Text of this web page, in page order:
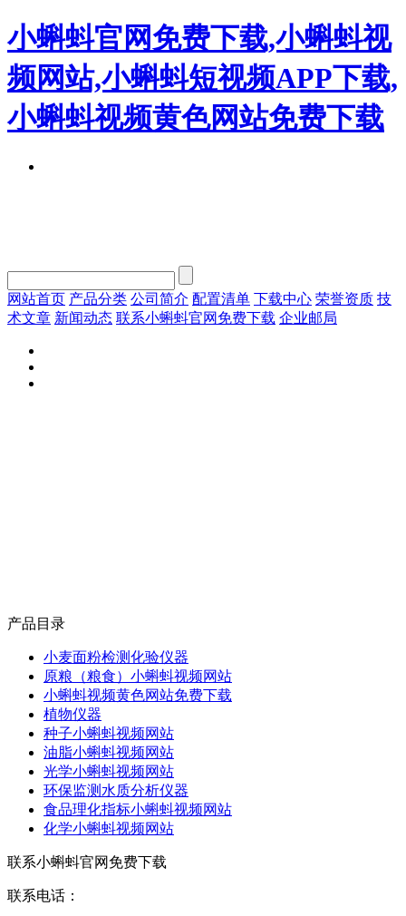
小蝌蚪官网免费下载,小蝌蚪视
频网站,小蝌蚪短视频APP下载,
小蝌蚪视频黄色网站免费下载
网站首页 产品分类 公司简介 配置清单 下载中心 荣誉资质 技
术文章 新闻动态 联系小蝌蚪官网免费下载 企业邮局
产品目录
小麦面粉检测化验仪器
原粮（粮食）小蝌蚪视频网站
小蝌蚪视频黄色网站免费下载
植物仪器
种子小蝌蚪视频网站
油脂小蝌蚪视频网站
光学小蝌蚪视频网站
环保监测水质分析仪器
食品理化指标小蝌蚪视频网站
化学小蝌蚪视频网站
联系小蝌蚪官网免费下载
联系电话：